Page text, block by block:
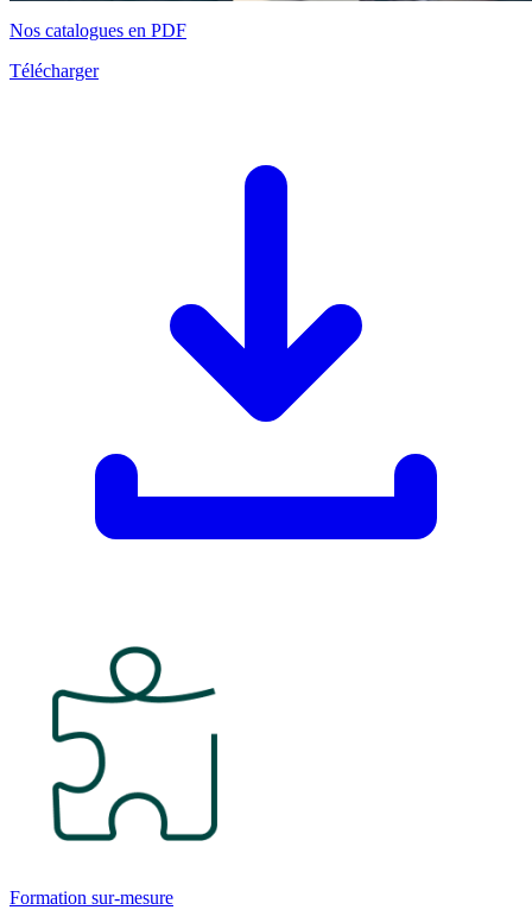
Nos catalogues en PDF
Télécharger
Formation sur-mesure